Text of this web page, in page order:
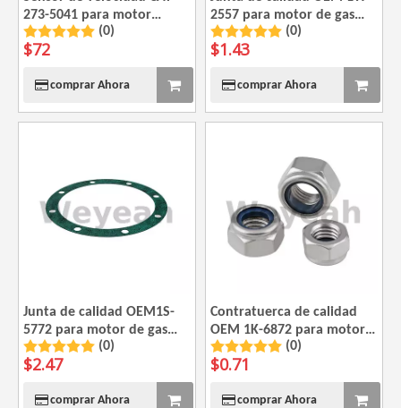
273-5041 para motor
Caterpillar 3508B 3512B
3512C 3516B 3516B
(0)
$72
comprar Ahora
2557 para motor de gas
CAT G3520
(0)
$1.43
comprar Ahora
Junta de calidad OEM1S-
5772 para motor de gas
CAT G3520
(0)
$2.47
comprar Ahora
Contratuerca de calidad
OEM 1K-6872 para motor
de gas CAT G3520
(0)
$0.71
comprar Ahora